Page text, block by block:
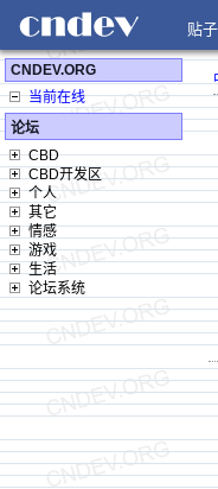
贴子
CNDEV.ORG
当前在线
论坛
CBD
CBD开发区
个人
其它
情感
游戏
生活
论坛系统